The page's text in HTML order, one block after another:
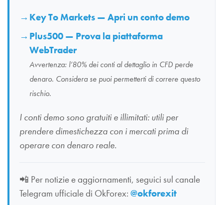
Key To Markets — Apri un conto demo
Plus500 — Prova la piattaforma
WebTrader
Avvertenza: l’80% dei conti al dettaglio in CFD perde
denaro. Considera se puoi permetterti di correre questo
rischio.
I conti demo sono gratuiti e illimitati: utili per
prendere dimestichezza con i mercati prima di
operare con denaro reale.
📲 Per notizie e aggiornamenti, seguici sul canale
Telegram ufficiale di OkForex: @okforexit